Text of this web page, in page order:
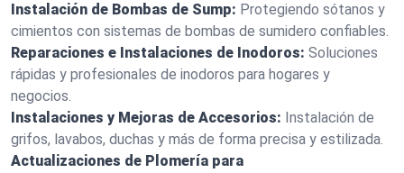
Instalación de Bombas de Sump: Protegiendo sótanos y
cimientos con sistemas de bombas de sumidero confiables.
Reparaciones e Instalaciones de Inodoros: Soluciones
rápidas y profesionales de inodoros para hogares y
negocios.
Instalaciones y Mejoras de Accesorios: Instalación de
grifos, lavabos, duchas y más de forma precisa y estilizada.
Actualizaciones de Plomería para